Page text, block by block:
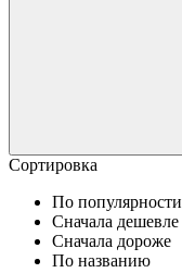
Сортировка
По популярности
Сначала дешевле
Сначала дороже
По названию